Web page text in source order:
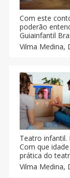
Com este
poderão
Guiainfantil
época do
Vilma Medina,
Teatro infantil.
Com que
prática do
limitar-se a
personagens
Vilma Medina,